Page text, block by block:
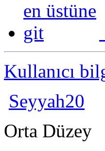
Kullanıcı
Seyyah20
Orta Düzey